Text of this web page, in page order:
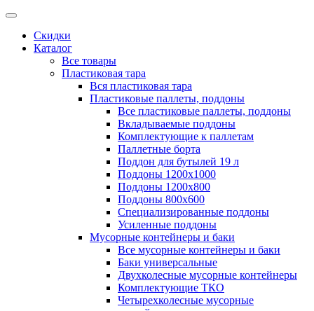
Скидки
Каталог
Все товары
Пластиковая тара
Вся пластиковая тара
Пластиковые паллеты, поддоны
Все пластиковые паллеты, поддоны
Вкладываемые поддоны
Комплектующие к паллетам
Паллетные борта
Поддон для бутылей 19 л
Поддоны 1200х1000
Поддоны 1200х800
Поддоны 800х600
Специализированные поддоны
Усиленные поддоны
Мусорные контейнеры и баки
Все мусорные контейнеры и баки
Баки универсальные
Двухколесные мусорные контейнеры
Комплектующие ТКО
Четырехколесные мусорные